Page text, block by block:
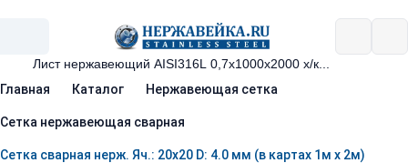
Главная Каталог Нержавеющая сетка
Сетка нержавеющая сварная
Сетка сварная нерж. Яч.: 20х20 D: 4.0 мм (в картах 1м х 2м)